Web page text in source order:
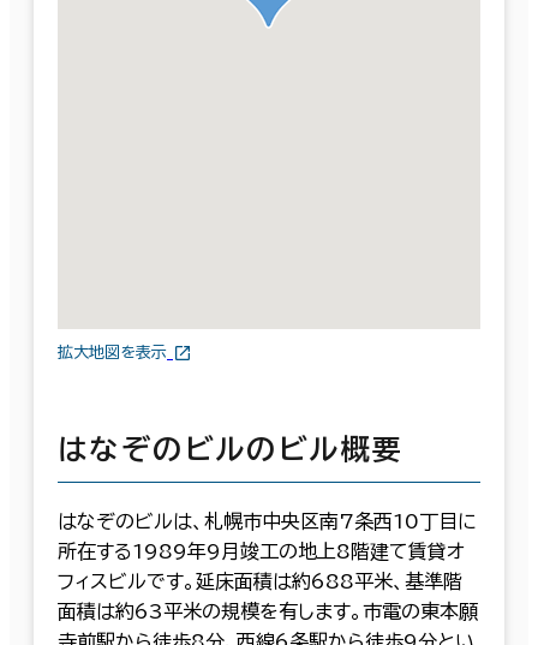
拡大地図を表示
はなぞのビルのビル概要
はなぞのビルは、札幌市中央区南7条西10丁目に
所在する1989年9月竣工の地上8階建て賃貸オ
フィスビルです。延床面積は約688平米、基準階
面積は約63平米の規模を有します。市電の東本願
寺前駅から徒歩8分、西線6条駅から徒歩9分とい